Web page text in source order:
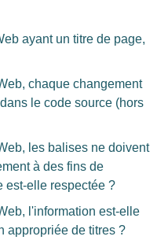
ayant un titre de page,
chaque changement
le code source (hors
les balises ne doivent
à des fins de
est-elle respectée ?
l'information est-elle
appropriée de titres ?